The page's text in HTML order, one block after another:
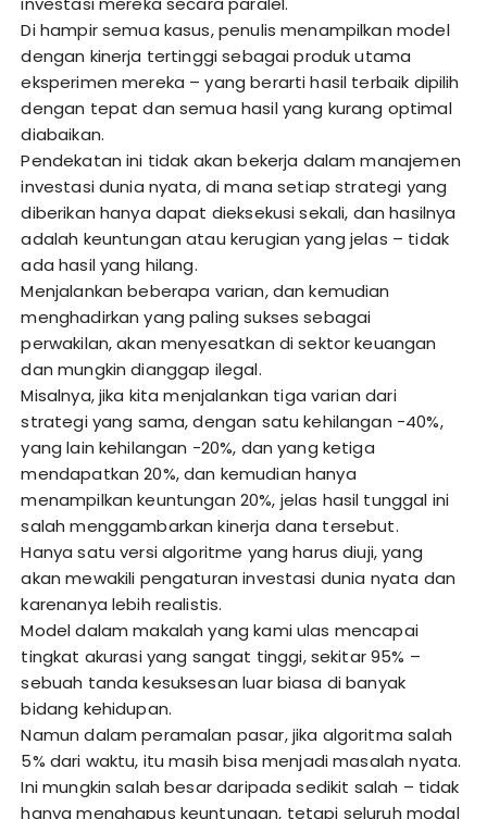
Di hampir semua kasus, penulis menampilkan model
dengan kinerja tertinggi sebagai produk utama
eksperimen mereka – yang berarti hasil terbaik dipilih
dengan tepat dan semua hasil yang kurang optimal
diabaikan.
Pendekatan ini tidak akan bekerja dalam manajemen
investasi dunia nyata, di mana setiap strategi yang
diberikan hanya dapat dieksekusi sekali, dan hasilnya
adalah keuntungan atau kerugian yang jelas – tidak
ada hasil yang hilang.
Menjalankan beberapa varian, dan kemudian
menghadirkan yang paling sukses sebagai
perwakilan, akan menyesatkan di sektor keuangan
dan mungkin dianggap ilegal.
Misalnya, jika kita menjalankan tiga varian dari
strategi yang sama, dengan satu kehilangan -40%,
yang lain kehilangan -20%, dan yang ketiga
mendapatkan 20%, dan kemudian hanya
menampilkan keuntungan 20%, jelas hasil tunggal ini
salah menggambarkan kinerja dana tersebut.
Hanya satu versi algoritme yang harus diuji, yang
akan mewakili pengaturan investasi dunia nyata dan
karenanya lebih realistis.
Model dalam makalah yang kami ulas mencapai
tingkat akurasi yang sangat tinggi, sekitar 95% –
sebuah tanda kesuksesan luar biasa di banyak
bidang kehidupan.
Namun dalam peramalan pasar, jika algoritma salah
5% dari waktu, itu masih bisa menjadi masalah nyata.
Ini mungkin salah besar daripada sedikit salah – tidak
hanya menghapus keuntungan, tetapi seluruh modal